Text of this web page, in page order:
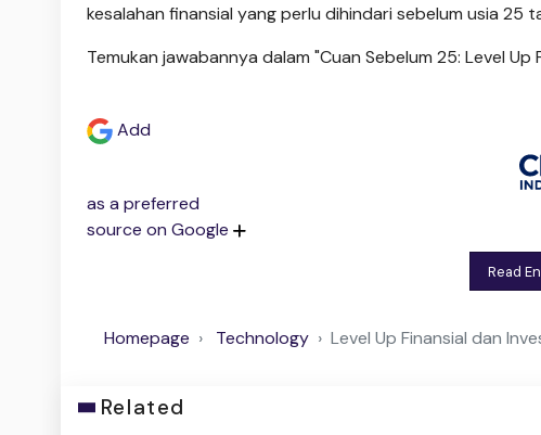
kesalahan finansial yang perlu dihindari sebelum usia 25
Temukan jawabannya dalam "Cuan Sebelum 25: Level
Add
as a preferred
source on Google
Read
Homepage Technology Level Up Finansial dan
Related